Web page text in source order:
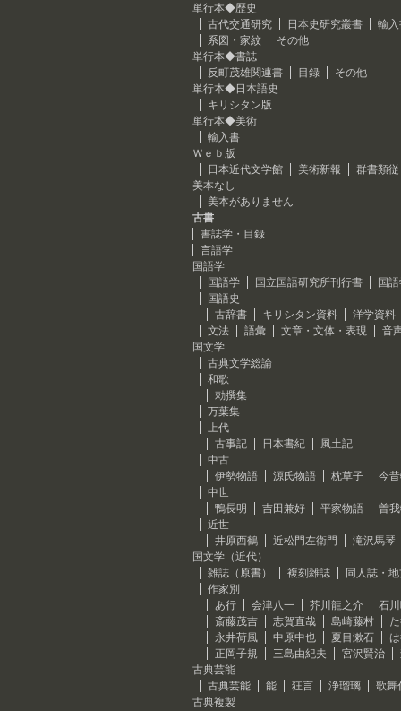
単行本◆歴史
古代交通研究
日本史研究叢書
輸
系図・家紋
その他
単行本◆書誌
反町茂雄関連書
目録
その他
単行本◆日本語史
キリシタン版
単行本◆美術
輸入書
Ｗｅｂ版
日本近代文学館
美術新報
群書類
美本なし
美本がありません
古書
書誌学・目録
言語学
国語学
国語学
国立国語研究所刊行書
国
国語史
古辞書
キリシタン資料
洋学資料
文法
語彙 文章・文体・表現
音
国文学
古典文学総論
和歌
勅撰集
万葉集
上代
古事記
日本書紀
風土記
中古
伊勢物語
源氏物語 枕草子
今
中世
鴨長明
吉田兼好 平家物語
曽
近世
井原西鶴
近松門左衛門
滝沢馬琴
国文学（近代）
雑誌（原書）
複刻雑誌
同人誌・
作家別
あ行
会津八一 芥川龍之介
石
斎藤茂吉
志賀直哉 島崎藤村
永井荷風
中原中也 夏目漱石
正岡子規
三島由紀夫 宮沢賢治
古典芸能
古典芸能
能 狂言 浄瑠璃
歌舞
古典複製